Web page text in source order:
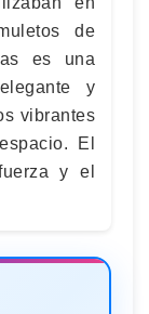
de
es una
y
vibrantes
El
y el